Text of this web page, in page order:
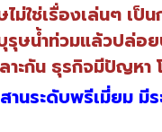
ม่ใช่เรื่องเล่นๆ เ
รุษน้ำท่วมแล้วปล่อ
าะกัน ธุรกิจมีปัญหา
านระดับพรีเมี่ยม มี